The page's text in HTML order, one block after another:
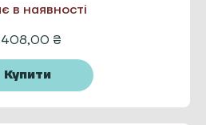
в наявності
₴
Купити